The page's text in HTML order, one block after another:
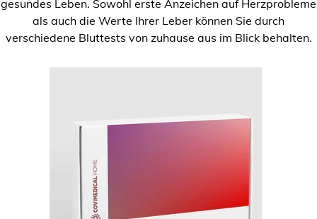
gesundes Leben. Sowohl erste Anzeichen auf Herzprobleme
als auch die Werte Ihrer Leber können Sie durch
verschiedene Bluttests von zuhause aus im Blick behalten.